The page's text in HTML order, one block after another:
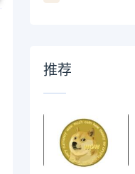
推荐